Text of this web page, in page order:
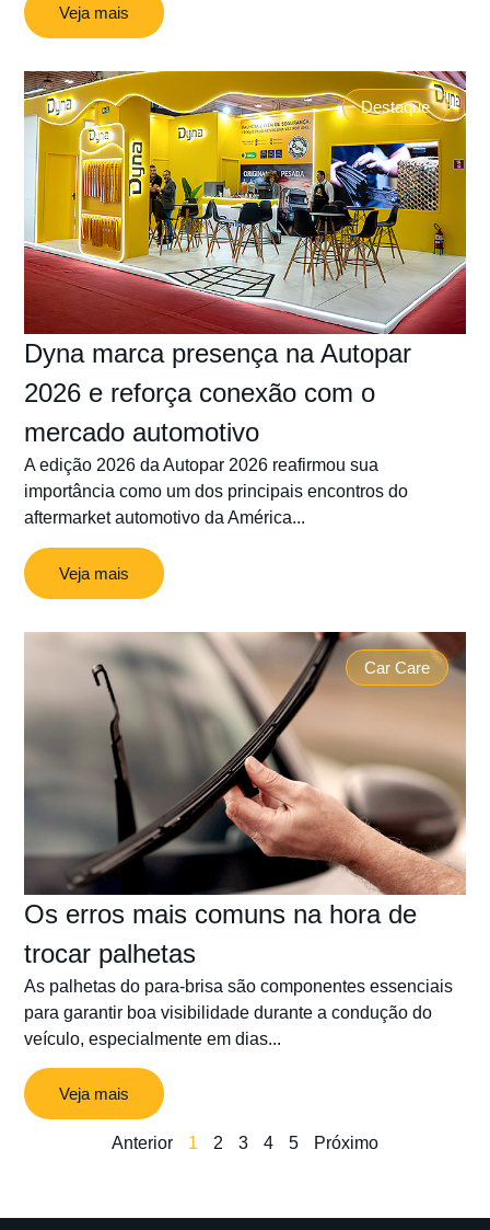
Veja mais
Destaque
Dyna marca presença na Autopar
2026 e reforça conexão com o
mercado automotivo
A edição 2026 da Autopar 2026 reafirmou sua
importância como um dos principais encontros do
aftermarket automotivo da América...
Veja mais
Car Care
Os erros mais comuns na hora de
trocar palhetas
As palhetas do para-brisa são componentes essenciais
para garantir boa visibilidade durante a condução do
veículo, especialmente em dias...
Veja mais
Anterior 1 2 3 4 5 Próximo